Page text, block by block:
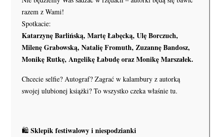
razem z Wami!
Spotkacie:
Katarzynę Barlińską, Martę Łabęcką, Ulę Borczuch,
Milenę Grabowską, Natalię Fromuth, Zuzannę Bandosz,
Monikę Rutkę, Angelikę Łabudę oraz Monikę Marszałek.
Chcecie selfie? Autograf? Zagrać w kalambury z autorką
swojej ulubionej książki? To wszystko czeka właśnie tu.
🛍️ Sklepik festiwalowy i niespodzianki